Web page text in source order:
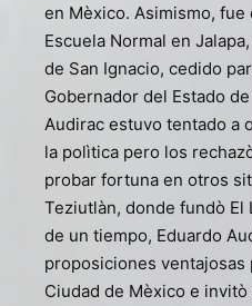
en Mèxico. Asimismo,
Escuela Normal en
de San Ignacio, cedido
Gobernador del Estado
Audirac estuvo tentado a
la polìtica pero los
probar fortuna en otros
Teziutlàn, donde fundò El
de un tiempo, Eduardo
proposiciones ventajosas
Ciudad de Mèxico e